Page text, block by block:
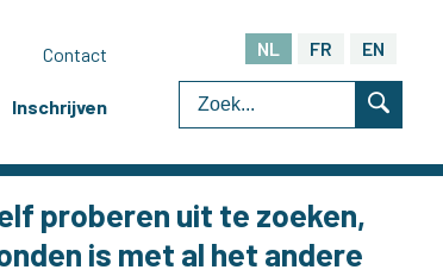
Inschrijven
Contact EN
FR
NL
proberen uit te zoeken,
is met al het andere